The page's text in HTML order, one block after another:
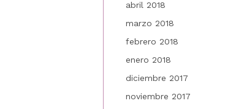
abril 2018
marzo 2018
febrero 2018
enero 2018
diciembre 2017
noviembre 2017